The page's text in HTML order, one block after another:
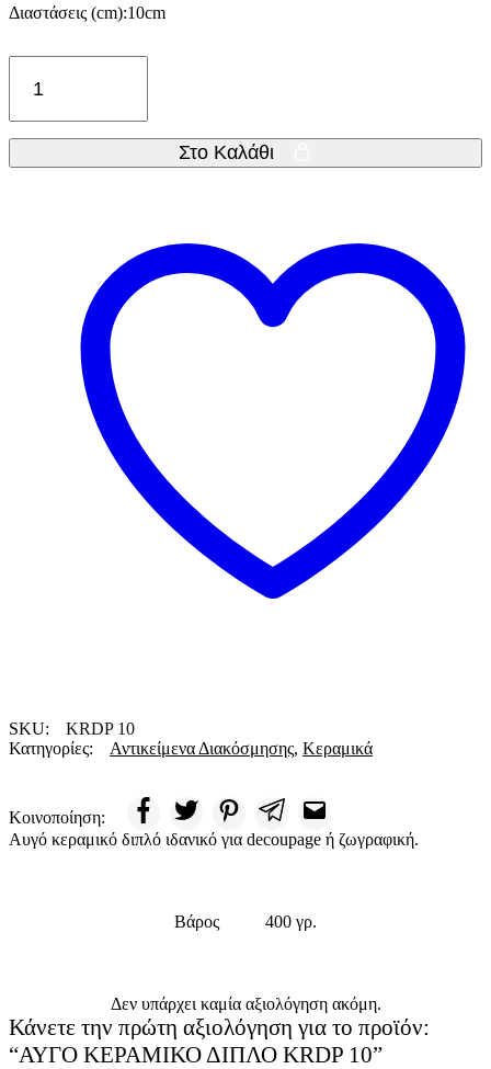
Διαστάσεις (cm):10cm
ΚΕΡΑΜΙΚΟ
KRDP
10
ποσότητα
Στο Καλάθι
SKU:
KRDP 10
Κατηγορίες:
Αντικείμενα Διακόσμησης, Κεραμικά
Κοινοποίηση:
Αυγό κεραμικό διπλό ιδανικό για decoupage ή ζωγραφική.
Βάρος 400 γρ.
Δεν υπάρχει καμία αξιολόγηση ακόμη.
Κάνετε την πρώτη αξιολόγηση για το προϊόν:
“ΑΥΓΟ ΚΕΡΑΜΙΚΟ ΔΙΠΛΟ KRDP 10”